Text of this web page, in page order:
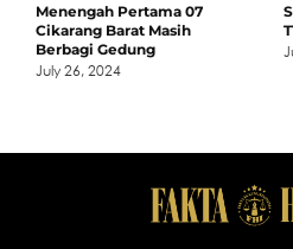
Menengah Pertama 07
Cikarang Barat Masih
Berbagi Gedung
July 26, 2024